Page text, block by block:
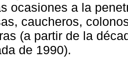
ocasiones a la
caucheros,
(a partir de la
de 1990).